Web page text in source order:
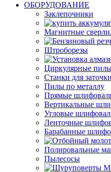
ОБОРУДОВАНИЕ
Заклепочники
Магнитные
Штроборезы
Циркулярные
Станки для
Пилы по металлу
Прямые
Вертикальные
Угловые
Ленточные
Барабанные
Полировальные
Пылесосы